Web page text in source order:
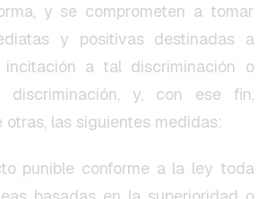
y se comprometen a tomar
y positivas destinadas a
a tal discriminación o
y, con ese fin,
otras, las siguientes medidas:
punible conforme a la ley toda